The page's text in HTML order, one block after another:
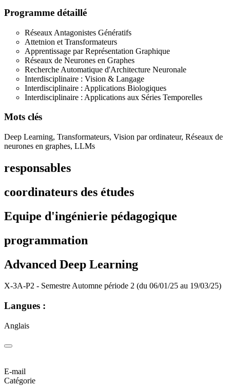
Programme détaillé
Réseaux Antagonistes Génératifs
Attetnion et Transformateurs
Apprentissage par Représentation Graphique
Réseaux de Neurones en Graphes
Recherche Automatique d'Architecture Neuronale
Interdisciplinaire : Vision & Langage
Interdisciplinaire : Applications Biologiques
Interdisciplinaire : Applications aux Séries Temporelles
Mots clés
Deep Learning, Transformateurs, Vision par ordinateur, Réseaux de
neurones en graphes, LLMs
responsables
coordinateurs des études
Equipe d'ingénierie pédagogique
programmation
Advanced Deep Learning
X-3A-P2 - Semestre Automne période 2 (du 06/01/25 au 19/03/25)
Langues :
Anglais
E-mail
Catégorie